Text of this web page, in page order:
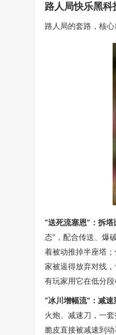
路人局快乐黑
路人局的套路，核
“送死流塞恩”：拆
态”，配合传送、爆
着被动推掉半座塔
家被逼得放弃对线
有玩家用它在低分
“冰川增幅流”：减
火炮、减速刀，一
脆皮直接被减速到